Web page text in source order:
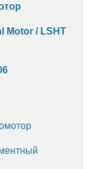
Motor / LSHT